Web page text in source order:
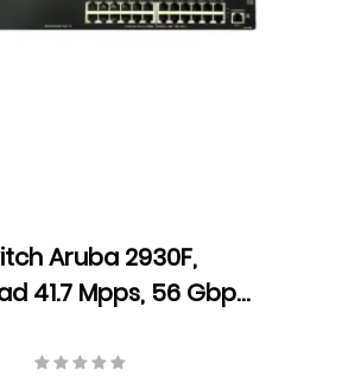
Aruba 2930F,
41.7 Mpps, 56 Gbps,
1 GB DDR3 SDRAM,